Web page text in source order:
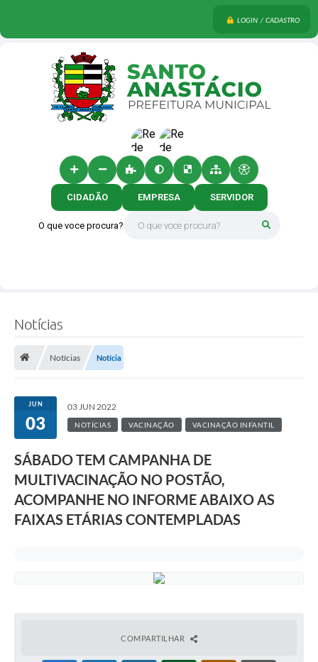
LOGIN / CADASTRO
O que voce procura?
CIDADÃO EMPRESA SERVIDOR
Notícias
Notícias Notícia
JUN
03
03 JUN 2022
NOTÍCIAS VACINAÇÃO VACINAÇÃO INFANTIL
SÁBADO TEM CAMPANHA DE
MULTIVACINAÇÃO NO POSTÃO,
ACOMPANHE NO INFORME ABAIXO AS
FAIXAS ETÁRIAS CONTEMPLADAS
COMPARTILHAR